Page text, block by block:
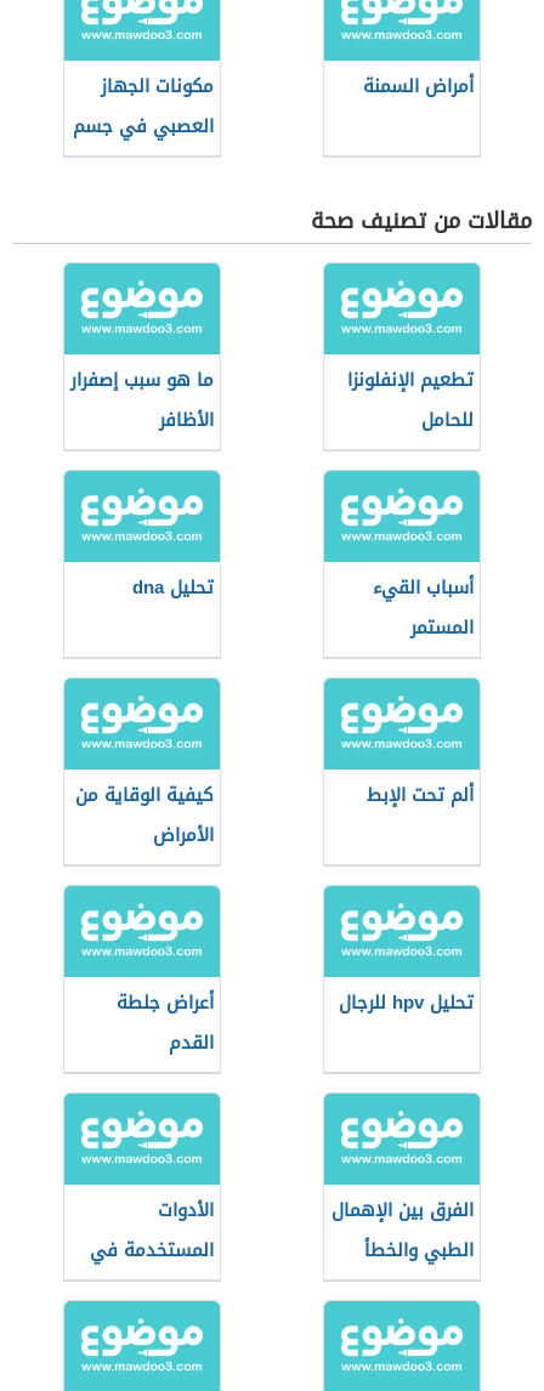
أمراض السمنة
مكونات الجهاز
العصبي في جسم
الإنسان
مقالات من تصنيف صحة
تطعيم الإنفلونزا
للحامل
ما هو سبب إصفرار
الأظافر
أسباب القيء
المستمر
تحليل dna
ألم تحت الإبط
كيفية الوقاية من
الأمراض
تحليل hpv للرجال
أعراض جلطة
القدم
الفرق بين الإهمال
الطبي والخطأ
الطبي
الأدوات
المستخدمة في
طب النساء
والتوليد